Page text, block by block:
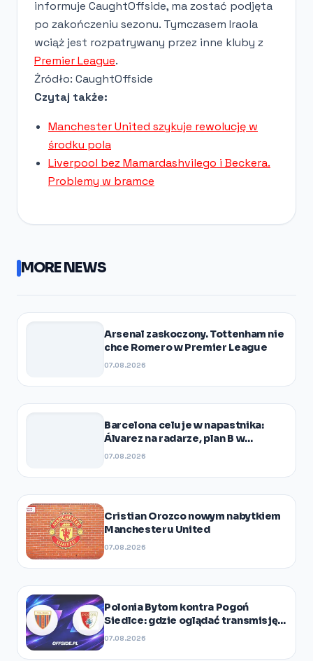
informuje CaughtOffside, ma zostać podjęta
po zakończeniu sezonu. Tymczasem Iraola
wciąż jest rozpatrywany przez inne kluby z
Premier League.
Źródło: CaughtOffside
Czytaj także:
Manchester United szykuje rewolucję w
środku pola
Liverpool bez Mamardashvilego i Beckera.
Problemy w bramce
MORE NEWS
Arsenal zaskoczony. Tottenham nie
chce Romero w Premier League
07.08.2026
Barcelona celuje w napastnika:
Álvarez na radarze, plan B w
gotowości
07.08.2026
Cristian Orozco nowym nabytkiem
Manchesteru United
07.08.2026
Polonia Bytom kontra Pogoń
Siedlce: gdzie oglądać transmisję I
Ligi?
07.08.2026